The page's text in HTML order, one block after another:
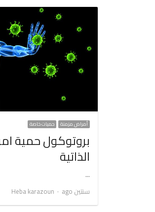
أمراض مزمنة حميات خاصة
بروتوكول حمية
الذاتية
…
سنتين ago
Author
Heba karazoun